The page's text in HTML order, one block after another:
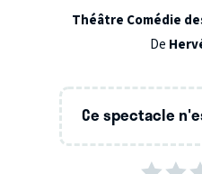
Théâtre Comédie
De
Ce spectacle